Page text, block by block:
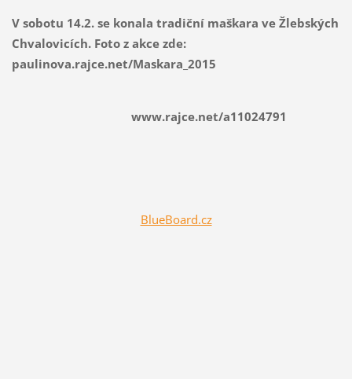
V sobotu 14.2. se konala tradiční maškara ve Žlebských
Chvalovicích. Foto z akce zde:
paulinova.rajce.net/Maskara_2015
www.rajce.net/a11024791
BlueBoard.cz